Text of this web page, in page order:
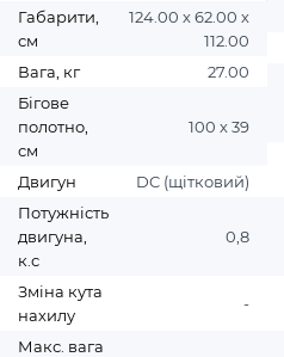
Габарити,
см
124.00 х 62.00 х
112.00
Вага, кг
27.00
Бігове
полотно,
см
100 х 39
Двигун
DC (щітковий)
Потужність
двигуна,
к.с
0,8
Зміна кута
нахилу
-
Макс. вага